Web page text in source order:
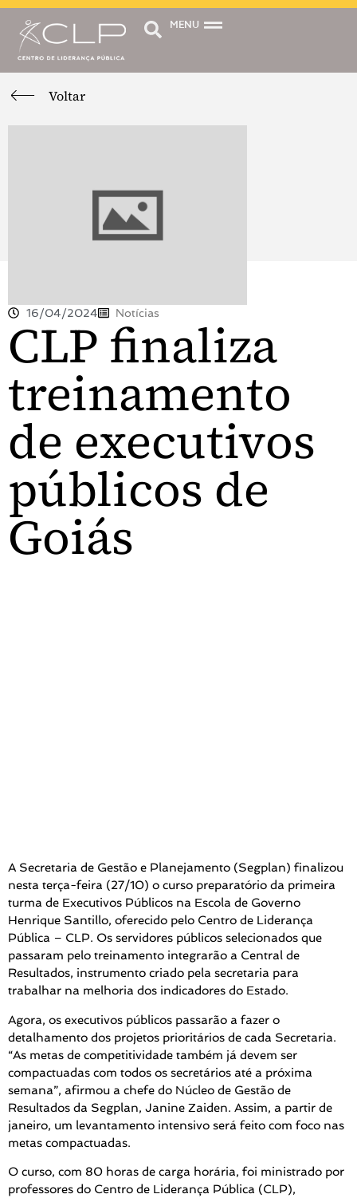
MENU
Voltar
16/04/2024 Notícias
CLP finaliza
treinamento
de executivos
públicos de
Goiás
A Secretaria de Gestão e Planejamento (Segplan) finalizou
nesta terça-feira (27/10) o curso preparatório da primeira
turma de Executivos Públicos na Escola de Governo
Henrique Santillo, oferecido pelo Centro de Liderança
Pública – CLP. Os servidores públicos selecionados que
passaram pelo treinamento integrarão a Central de
Resultados, instrumento criado pela secretaria para
trabalhar na melhoria dos indicadores do Estado.
Agora, os executivos públicos passarão a fazer o
detalhamento dos projetos prioritários de cada Secretaria.
“As metas de competitividade também já devem ser
compactuadas com todos os secretários até a próxima
semana”, afirmou a chefe do Núcleo de Gestão de
Resultados da Segplan, Janine Zaiden. Assim, a partir de
janeiro, um levantamento intensivo será feito com foco nas
metas compactuadas.
O curso, com 80 horas de carga horária, foi ministrado por
professores do Centro de Liderança Pública (CLP),